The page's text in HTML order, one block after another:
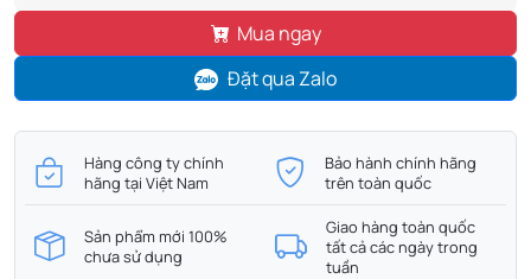
Mua ngay
Đặt qua Zalo
Hàng công ty chính
hãng tại Việt Nam
Bảo hành chính hãng
trên toàn quốc
Sản phẩm mới 100%
chưa sử dụng
Giao hàng toàn quốc
tất cả các ngày trong
tuần